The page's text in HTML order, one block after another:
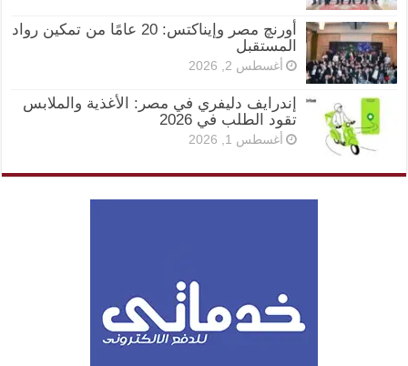
أورنچ مصر وإيناكتس: 20 عامًا من تمكين رواد
المستقبل
أغسطس 2, 2026
إندرايف دليفري في مصر: الأغذية والملابس
تقود الطلب في 2026
أغسطس 1, 2026